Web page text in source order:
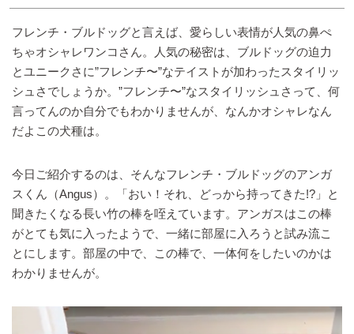
フレンチ・ブルドッグと言えば、愛らしい表情が人気の鼻ぺ
ちゃオシャレワンコさん。人気の秘密は、ブルドッグの迫力
とユニークさに”フレンチ〜”なテイストが加わったスタイリッ
シュさでしょうか。”フレンチ〜”なスタイリッシュさって、何
言ってんのか自分でもわかりませんが、なんかオシャレなん
だよこの犬種は。
今日ご紹介するのは、そんなフレンチ・ブルドッグのアンガ
スくん（Angus）。「おい！それ、どっから持ってきた!?」と
聞きたくなる長い竹の棒を咥えています。アンガスはこの棒
がとても気に入ったようで、一緒に部屋に入ろうと試み流こ
とにします。部屋の中で、この棒で、一体何をしたいのかは
わかりませんが。